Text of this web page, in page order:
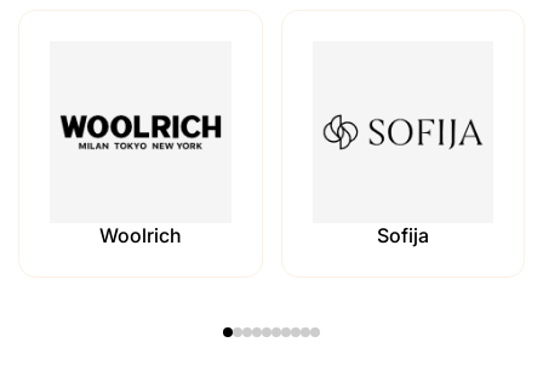
Billieblush Mayoral